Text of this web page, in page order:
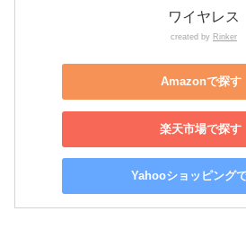
ワイヤレス
created by Rinker
Amazonで探す
楽天市場で探す
Yahooショッピング